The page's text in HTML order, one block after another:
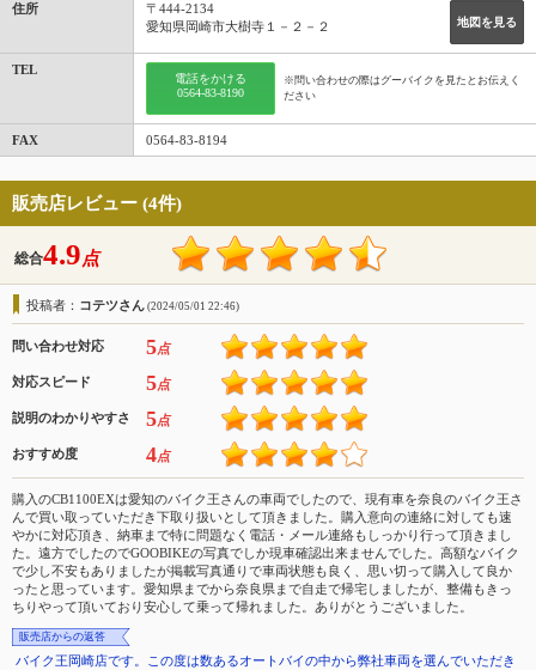
住所
地図を見る
〒444-2134
愛知県岡崎市大樹寺１－２－２
TEL
電話をかける
0564-83-8190
※問い合わせの際はグーバイクを見たとお伝えく
ださい
FAX 0564-83-8194
販売店レビュー (4件)
総合4.9点
投稿者： コテツさん (2024/05/01 22:46)
問い合わせ対応 5点
対応スピード 5点
説明のわかりやすさ 5点
おすすめ度 4点
購入のCB1100EXは愛知のバイク王さんの車両でしたので、現有車を奈良のバイク王さ
んで買い取っていただき下取り扱いとして頂きました。購入意向の連絡に対しても速
やかに対応頂き、納車まで特に問題なく電話・メール連絡もしっかり行って頂きまし
た。遠方でしたのでGOOBIKEの写真でしか現車確認出来ませんでした。高額なバイク
で少し不安もありましたが掲載写真通りで車両状態も良く、思い切って購入して良か
ったと思っています。愛知県までから奈良県まで自走で帰宅しましたが、整備もきっ
ちりやって頂いており安心して乗って帰れました。ありがとうございました。
販売店からの返答
バイク王岡崎店です。この度は数あるオートバイの中から弊社車両を選んでいただき